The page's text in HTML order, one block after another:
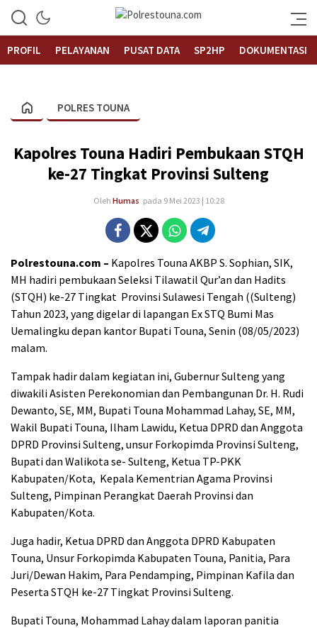
PROFIL
PELAYANAN PUSAT DATA SP2HP DOKUMENTASI
POLRES TOUNA
Kapolres Touna Hadiri Pembukaan STQH
ke-27 Tingkat Provinsi Sulteng
Oleh Humas pada 9 Mei 2023 | 10:28
Polrestouna.com – Kapolres Touna AKBP S. Sophian, SIK,
MH hadiri pembukaan Seleksi Tilawatil Qur’an dan Hadits
(STQH) ke-27 Tingkat Provinsi Sulawesi Tengah ((Sulteng)
Tahun 2023, yang digelar di lapangan Ex STQ Bumi Mas
Uemalingku depan kantor Bupati Touna, Senin (08/05/2023)
malam.
Tampak hadir dalam kegiatan ini, Gubernur Sulteng yang
diwakili Asisten Perekonomian dan Pembangunan Dr. H. Rudi
Dewanto, SE, MM, Bupati Touna Mohammad Lahay, SE, MM,
Wakil Bupati Touna, Ilham Lawidu, Ketua DPRD dan Anggota
DPRD Provinsi Sulteng, unsur Forkopimda Provinsi Sulteng,
Bupati dan Walikota se- Sulteng, Ketua TP-PKK
Kabupaten/Kota, Kepala Kementrian Agama Provinsi
Sulteng, Pimpinan Perangkat Daerah Provinsi dan
Kabupaten/Kota.
Juga hadir, Ketua DPRD dan Anggota DPRD Kabupaten
Touna, Unsur Forkopimda Kabupaten Touna, Panitia, Para
Juri/Dewan Hakim, Para Pendamping, Pimpinan Kafila dan
Peserta STQH ke-27 Tingkat Provinsi Sulteng.
Bupati Touna, Mohammad Lahay dalam laporan panitia